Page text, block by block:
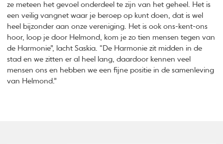
ze meteen het gevoel onderdeel te zijn van het geheel. Het is
een veilig vangnet waar je beroep op kunt doen, dat is wel
heel bijzonder aan onze vereniging. Het is ook ons-kent-ons
hoor, loop je door Helmond, kom je zo tien mensen tegen van
de Harmonie”, lacht Saskia. “De Harmonie zit midden in de
stad en we zitten er al heel lang, daardoor kennen veel
mensen ons en hebben we een fijne positie in de samenleving
van Helmond.”